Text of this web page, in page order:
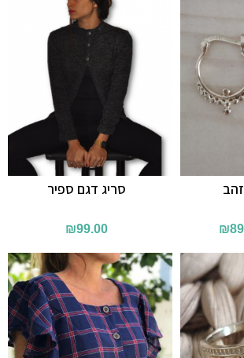
סריג דגם ספיר
₪99.00 ₪
הנוכחי
הוא:
₪89.00.